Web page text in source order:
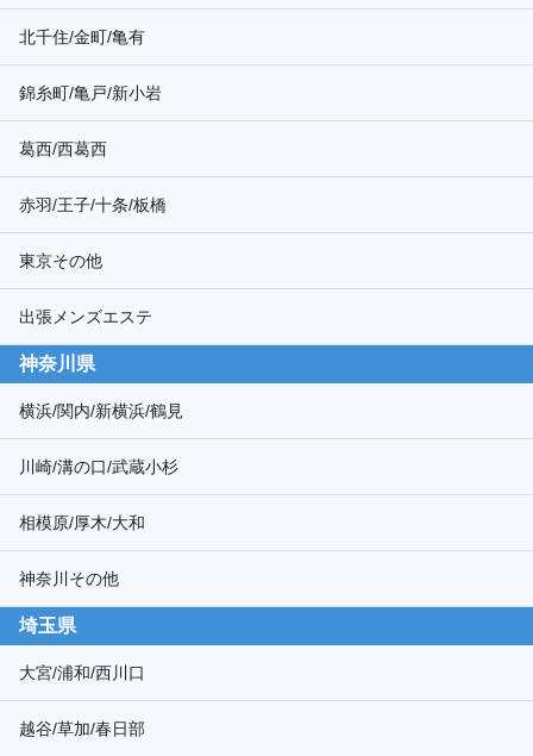
北千住/金町/亀有
錦糸町/亀戸/新小岩
葛西/西葛西
赤羽/王子/十条/板橋
東京その他
出張メンズエステ
神奈川県
横浜/関内/新横浜/鶴見
川崎/溝の口/武蔵小杉
相模原/厚木/大和
神奈川その他
埼玉県
大宮/浦和/西川口
越谷/草加/春日部